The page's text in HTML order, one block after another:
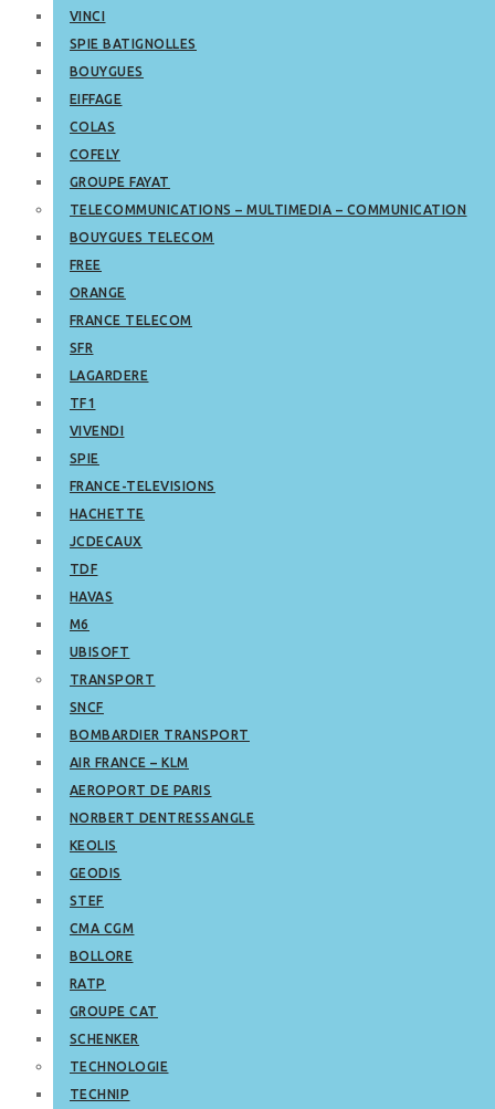
VINCI
SPIE BATIGNOLLES
BOUYGUES
EIFFAGE
COLAS
COFELY
GROUPE FAYAT
TELECOMMUNICATIONS – MULTIMEDIA – COMMUNICATION
BOUYGUES TELECOM
FREE
ORANGE
FRANCE TELECOM
SFR
LAGARDERE
TF1
VIVENDI
SPIE
FRANCE-TELEVISIONS
HACHETTE
JCDECAUX
TDF
HAVAS
M6
UBISOFT
TRANSPORT
SNCF
BOMBARDIER TRANSPORT
AIR FRANCE – KLM
AEROPORT DE PARIS
NORBERT DENTRESSANGLE
KEOLIS
GEODIS
STEF
CMA CGM
BOLLORE
RATP
GROUPE CAT
SCHENKER
TECHNOLOGIE
TECHNIP